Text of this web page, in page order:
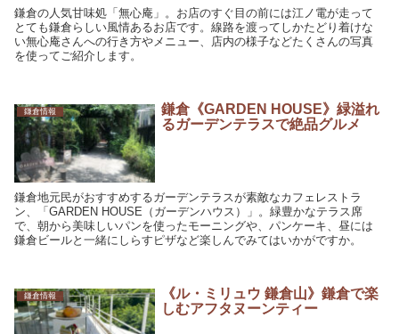
鎌倉の人気甘味処「無心庵」。お店のすぐ目の前には江ノ電が走って
とても鎌倉らしい風情あるお店です。線路を渡ってしかたどり着けな
い無心庵さんへの行き方やメニュー、店内の様子などたくさんの写真
を使ってご紹介します。
鎌倉情報
鎌倉《GARDEN HOUSE》緑溢れ
るガーデンテラスで絶品グルメ
鎌倉地元民がおすすめするガーデンテラスが素敵なカフェレストラ
ン、「GARDEN HOUSE（ガーデンハウス）」。緑豊かなテラス席
で、朝から美味しいパンを使ったモーニングや、パンケーキ、昼には
鎌倉ビールと一緒にしらすピザなど楽しんでみてはいかがですか。
鎌倉情報
《ル・ミリュウ 鎌倉山》鎌倉で楽
しむアフタヌーンティー